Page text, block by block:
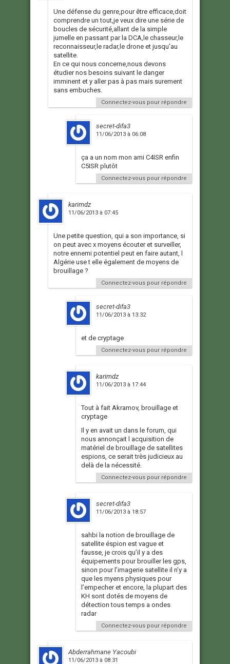
Une défense du genre,pour être efficace,doit
comprendre un tout,je veux dire une série de
boucles de sécurité,allant de la simple
jumelle en passant par la DCA,le chasseur,le
reconnaisseur,le radar,le drone et jusqu’au
satellite.
En ce qui nous concerne,nous devons
étudier nos besoins suivant le danger
imminent et y aller pas à pas mais surement
sans embuches.
Connectez-vous pour répondre
secret-difa3
11/06/2013 à 06:08
ça a un nom mon ami C4ISR enfin
C5ISR plutôt
Connectez-vous pour répondre
karimdz
11/06/2013 à 07:45
Une petite question, qui a son importance, si
on peut avec x moyens écouter et surveiller,
notre ennemi potentiel peut en faire autant, l
Algérie use t elle également de moyens de
brouillage ?
Connectez-vous pour répondre
secret-difa3
11/06/2013 à 13:32
et de cryptage
Connectez-vous pour répondre
karimdz
11/06/2013 à 17:44
Tout à fait Akramov, brouillage et
cryptage
Il y en avait un dans le forum, qui
nous annonçait l acquisition de
matériel de brouillage de satellites
espions, ce serait très judicieux au
delà de la nécessité.
Connectez-vous pour répondre
secret-difa3
11/06/2013 à 18:57
sahbi la notion de brouillage de
satellite éspion est vague et
fausse, je crois qu’il y a des
équipements pour brouiller les gps,
sinon pour l’imagerie satellite il n’y a
que les myens physiques pour
l’empecher et encore, la plupart des
KH sont dotés de moyens de
détection tous temps a ondes
radar
Connectez-vous pour répondre
Abderrahmane Yacoubi
11/06/2013 à 08:31